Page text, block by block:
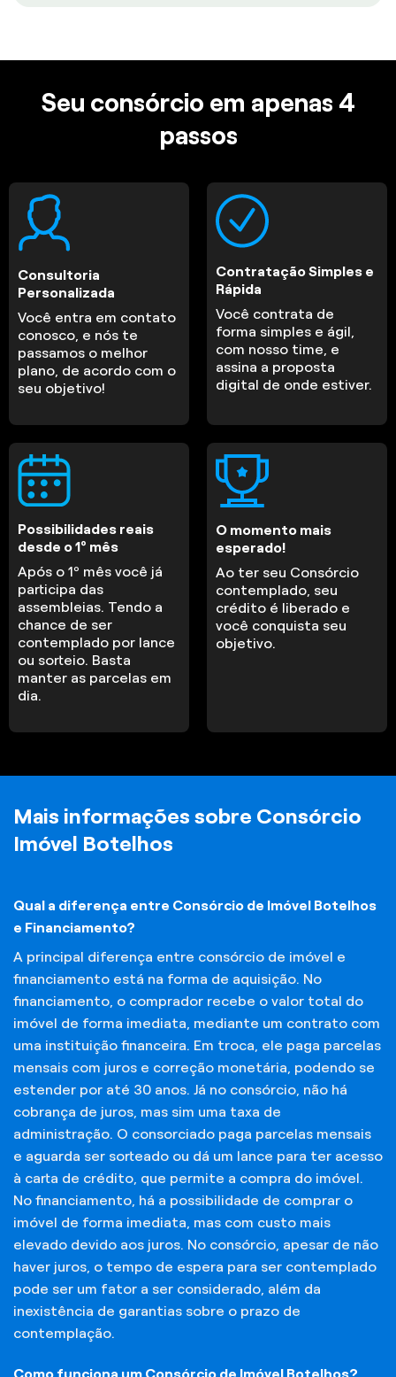
Seu consórcio em apenas 4
passos
Consultoria
Personalizada
Você entra em contato
conosco, e nós te
passamos o melhor
plano, de acordo com o
seu objetivo!
Contratação Simples e
Rápida
Você contrata de
forma simples e ágil,
com nosso time, e
assina a proposta
digital de onde estiver.
Possibilidades reais
desde o 1º mês
Após o 1º mês você já
participa das
assembleias. Tendo a
chance de ser
contemplado por lance
ou sorteio. Basta
manter as parcelas em
dia.
O momento mais
esperado!
Ao ter seu Consórcio
contemplado, seu
crédito é liberado e
você conquista seu
objetivo.
Mais informações sobre Consórcio
Imóvel Botelhos
Qual a diferença entre Consórcio de Imóvel Botelhos
e Financiamento?
A principal diferença entre consórcio de imóvel e
financiamento está na forma de aquisição. No
financiamento, o comprador recebe o valor total do
imóvel de forma imediata, mediante um contrato com
uma instituição financeira. Em troca, ele paga parcelas
mensais com juros e correção monetária, podendo se
estender por até 30 anos. Já no consórcio, não há
cobrança de juros, mas sim uma taxa de
administração. O consorciado paga parcelas mensais
e aguarda ser sorteado ou dá um lance para ter acesso
à carta de crédito, que permite a compra do imóvel.
No financiamento, há a possibilidade de comprar o
imóvel de forma imediata, mas com custo mais
elevado devido aos juros. No consórcio, apesar de não
haver juros, o tempo de espera para ser contemplado
pode ser um fator a ser considerado, além da
inexistência de garantias sobre o prazo de
contemplação.